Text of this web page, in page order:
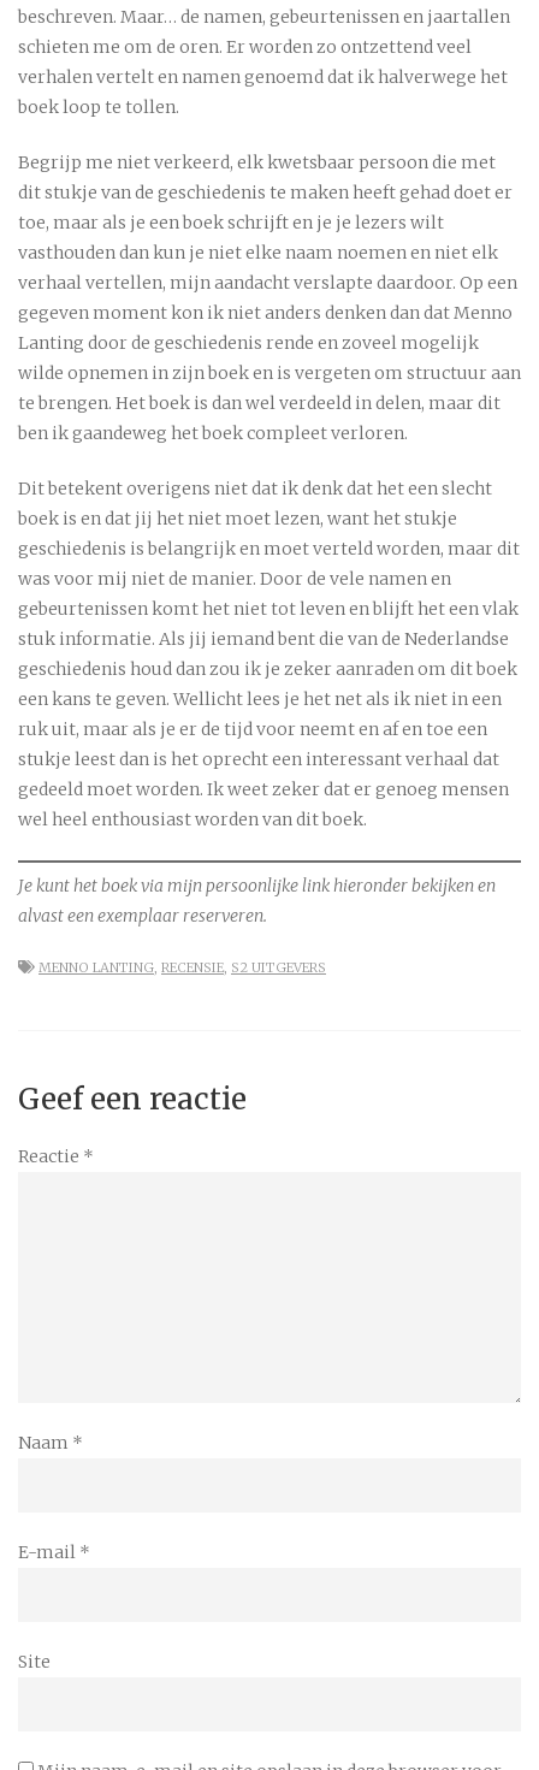
beschreven. Maar… de namen, gebeurtenissen en jaartallen
schieten me om de oren. Er worden zo ontzettend veel
verhalen vertelt en namen genoemd dat ik halverwege het
boek loop te tollen.
Begrijp me niet verkeerd, elk kwetsbaar persoon die met
dit stukje van de geschiedenis te maken heeft gehad doet er
toe, maar als je een boek schrijft en je je lezers wilt
vasthouden dan kun je niet elke naam noemen en niet elk
verhaal vertellen, mijn aandacht verslapte daardoor. Op een
gegeven moment kon ik niet anders denken dan dat Menno
Lanting door de geschiedenis rende en zoveel mogelijk
wilde opnemen in zijn boek en is vergeten om structuur aan
te brengen. Het boek is dan wel verdeeld in delen, maar dit
ben ik gaandeweg het boek compleet verloren.
Dit betekent overigens niet dat ik denk dat het een slecht
boek is en dat jij het niet moet lezen, want het stukje
geschiedenis is belangrijk en moet verteld worden, maar dit
was voor mij niet de manier. Door de vele namen en
gebeurtenissen komt het niet tot leven en blijft het een vlak
stuk informatie. Als jij iemand bent die van de Nederlandse
geschiedenis houd dan zou ik je zeker aanraden om dit boek
een kans te geven. Wellicht lees je het net als ik niet in een
ruk uit, maar als je er de tijd voor neemt en af en toe een
stukje leest dan is het oprecht een interessant verhaal dat
gedeeld moet worden. Ik weet zeker dat er genoeg mensen
wel heel enthousiast worden van dit boek.
Je kunt het boek via mijn persoonlijke link hieronder bekijken en
alvast een exemplaar reserveren.
MENNO LANTING, RECENSIE, S2 UITGEVERS
Geef een reactie
Reactie *
Naam *
E-mail *
Site